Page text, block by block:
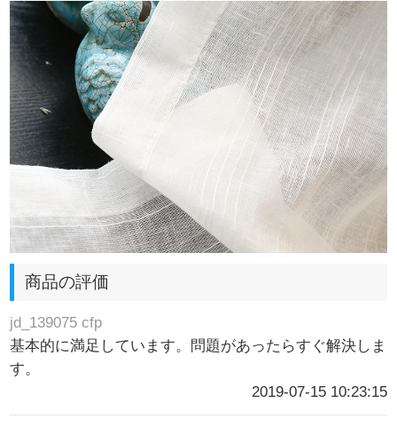
商品の評価
jd_139075 cfp
基本的に満足しています。問題があったらすぐ解決しま
す。
2019-07-15 10:23:15